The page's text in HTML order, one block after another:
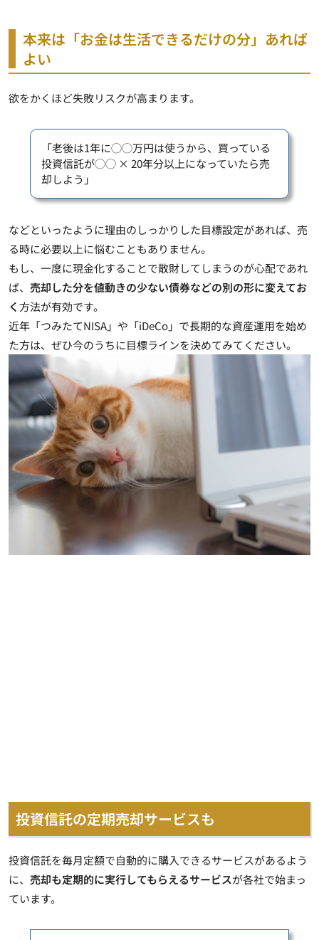
本来は「お金は生活できるだけの分」あれば
よい
欲をかくほど失敗リスクが高まります。
「老後は1年に◯◯万円は使うから、買っている
投資信託が◯◯ × 20年分以上になっていたら売
却しよう」
などといったように理由のしっかりした目標設定があれば、売
る時に必要以上に悩むこともありません。
もし、一度に現金化することで散財してしまうのが心配であれ
ば、 売却した分を値動きの少ない債券などの別の形に変えてお
く方法が有効です。
近年「つみたてNISA」や「iDeCo」で長期的な資産運用を始め
た方は、ぜひ今のうちに目標ラインを決めてみてください。
投資信託の定期売却サービスも
投資信託を毎月定額で自動的に購入できるサービスがあるよう
に、 売却も定期的に実行してもらえるサービスが各社で始まっ
ています。